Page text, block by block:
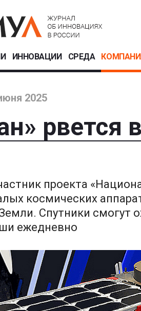
ИННОВАЦИИ СРЕДА
2025
рвется
проекта
космических
Спутники смогут
ежедневно